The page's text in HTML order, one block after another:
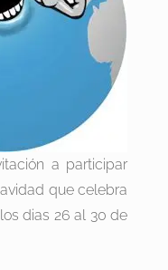
a participar
que celebra
dias 26 al 30 de